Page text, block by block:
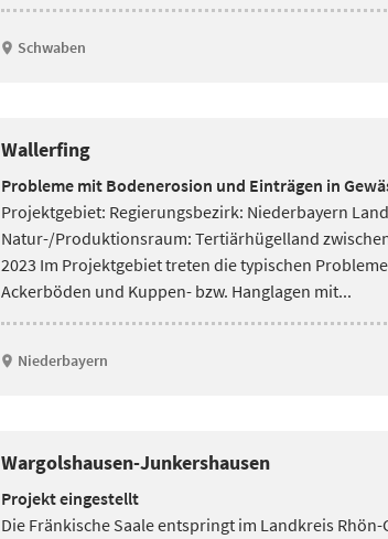
Schwaben
Wallerfing
Probleme mit Bodenerosion und Einträgen in
Projektgebiet: Regierungsbezirk: Niederbayern
Natur-/Produktionsraum: Tertiärhügelland
2023 Im Projektgebiet treten die typischen
Ackerböden und Kuppen- bzw. Hanglagen mit...
Niederbayern
Wargolshausen-Junkershausen
Projekt eingestellt
Die Fränkische Saale entspringt im Landkreis